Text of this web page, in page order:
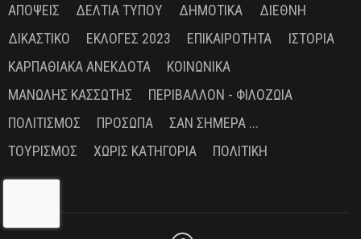
ΑΠΌΨΕΙΣ
ΔΕΛΤΊΑ ΤΎΠΟΥ ΔΗΜΟΤΙΚΆ
ΔΙΕΘΝΉ
ΔΙΚΑΣΤΙΚΌ
ΕΚΛΟΓΈΣ 2023 ΕΠΙΚΑΙΡΌΤΗΤΑ
ΙΣΤΟΡΊΑ
ΚΑΡΠΑΘΙΑΚΆ ΑΝΈΚΔΟΤΑ
ΚΟΙΝΩΝΙΚΆ
ΜΑΝΏΛΗΣ ΚΑΣΣΏΤΗΣ
ΠΕΡΙΒΆΛΛΟΝ - ΦΙΛΟΖΩΊΑ
ΠΟΛΙΤΙΣΜΌΣ
ΠΡΌΣΩΠΑ
ΣΑΝ ΣΉΜΕΡΑ ...
ΤΟΥΡΙΣΜΌΣ
ΧΩΡΊΣ ΚΑΤΗΓΟΡΊΑ ΠΟΛΙΤΙΚΉ